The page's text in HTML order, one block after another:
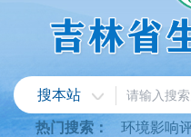
搜本站
热门搜索： 环境影响